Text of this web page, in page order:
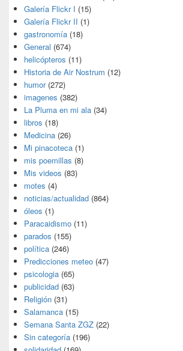
Galería Flickr I (15)
Galería Flickr II (1)
gastronomía (18)
General (674)
helicópteros (11)
Historia de Air Nostrum (12)
humor(272)
imagenes (382)
La Pluma en mi ala (34)
libros (18)
Medicina (26)
Mi pinacoteca (1)
mis poemillas (8)
Mis videos (83)
motes (4)
noticias/actualidad (864)
óleos (1)
Paracaidismo (11)
parados (155)
política (246)
Predicciones meteo (47)
psicologia (65)
publicidad (63)
Religión (31)
Salamanca (15)
Semana Santa ZGZ (22)
Sin categoría (196)